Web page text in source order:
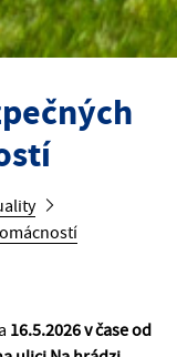
16.5.2026 v čase od